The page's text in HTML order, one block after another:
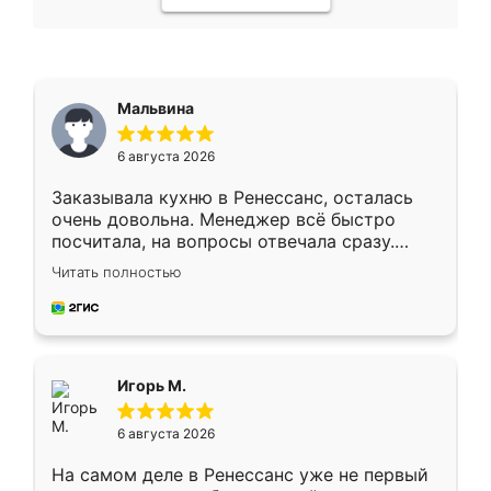
Мальвина
6 августа 2026
Заказывала кухню в Ренессанс, осталась
очень довольна. Менеджер всё быстро
посчитала, на вопросы отвечала сразу.
Замерщик приехал в субботу, подошёл к
делу со всей ответственностью. Собрали
за день, ребята работали аккуратно, даже
Читать полностью
Игорь М.
6 августа 2026
На самом деле в Ренессанс уже не первый